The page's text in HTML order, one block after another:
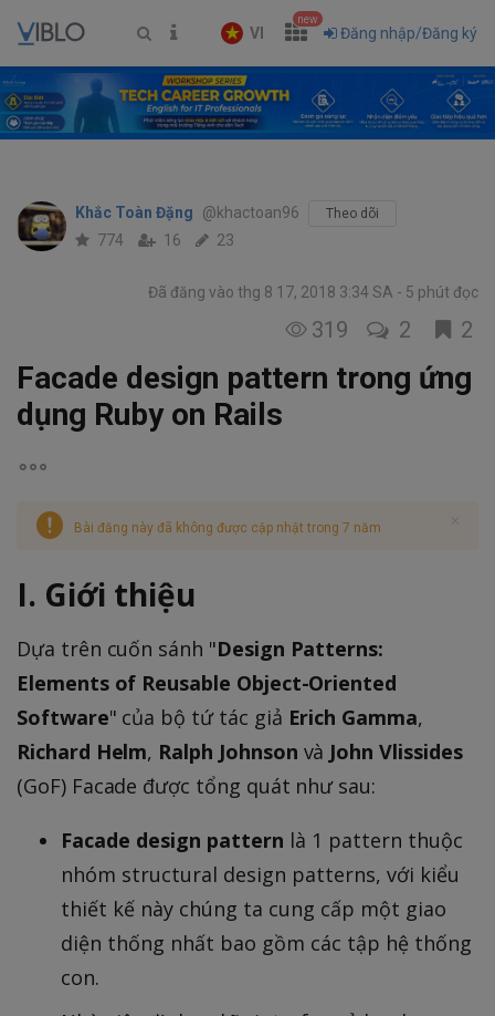
VI
new
Đăng nhập/Đăng ký
Khắc Toàn Đặng @khactoan96 Theo dõi
774 16 23
Đã đăng vào thg 8 17, 2018 3:34 SA 5 phút đọc
319 2 2
Facade design pattern trong ứng
dụng Ruby on Rails
Bài đăng này đã không được cập nhật trong 7 năm
I. Giới thiệu
Dựa trên cuốn sánh "Design Patterns:
Elements of Reusable Object-Oriented
Software" của bộ tứ tác giả Erich Gamma,
Richard Helm, Ralph Johnson và John Vlissides
(GoF) Facade được tổng quát như sau:
Facade design pattern là 1 pattern thuộc
nhóm structural design patterns, với kiểu
thiết kế này chúng ta cung cấp một giao
diện thống nhất bao gồm các tập hệ thống
con.